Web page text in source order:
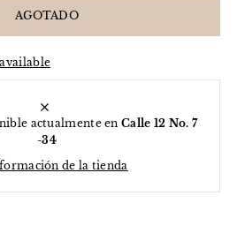
actualmente enCalle 12 No. 7
-34
de la tienda